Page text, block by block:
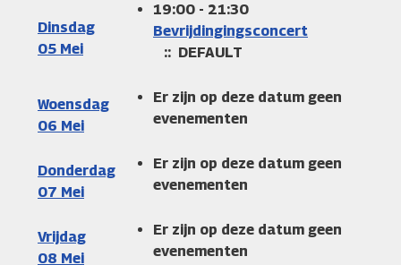
Dinsdag
05 Mei
19:00 - 21:30
Bevrijdingingsconcert
:: DEFAULT
Woensdag
06 Mei
Er zijn op deze datum geen
evenementen
Donderdag
07 Mei
Er zijn op deze datum geen
evenementen
Vrijdag
08 Mei
Er zijn op deze datum geen
evenementen